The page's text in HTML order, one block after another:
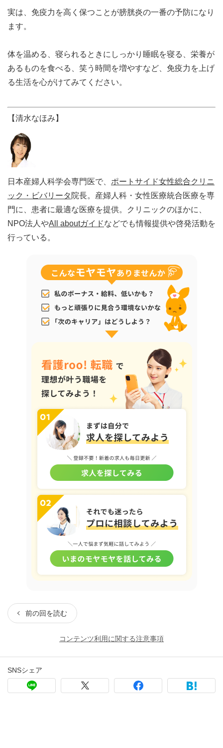
実は、免疫力を高く保つことが膀胱炎の一番の予防になり
ます。
体を温める、寝られるときにしっかり睡眠を寝る、栄養が
あるものを食べる、笑う時間を増やすなど、免疫力を上げ
る生活を心がけてみてください。
【清水なほみ】
日本産婦人科学会専門医で、 ポートサイド女性総合クリニ
ック・ビバリータ 院長。産婦人科・女性医療統合医療を専
門に、患者に最適な医療を提供。クリニックのほかに、
NPO法人やAll aboutガイドなどでも情報提供や啓発活動を
行っている。
前の回を読む
コンテンツ利用に関する注意事項
SNSシェア